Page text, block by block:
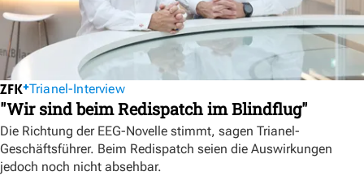
Trianel-Interview
"Wir sind beim Redispatch im Blindflug"
Die Richtung der EEG-Novelle stimmt, sagen Trianel-
Geschäftsführer. Beim Redispatch seien die Auswirkungen
jedoch noch nicht absehbar.